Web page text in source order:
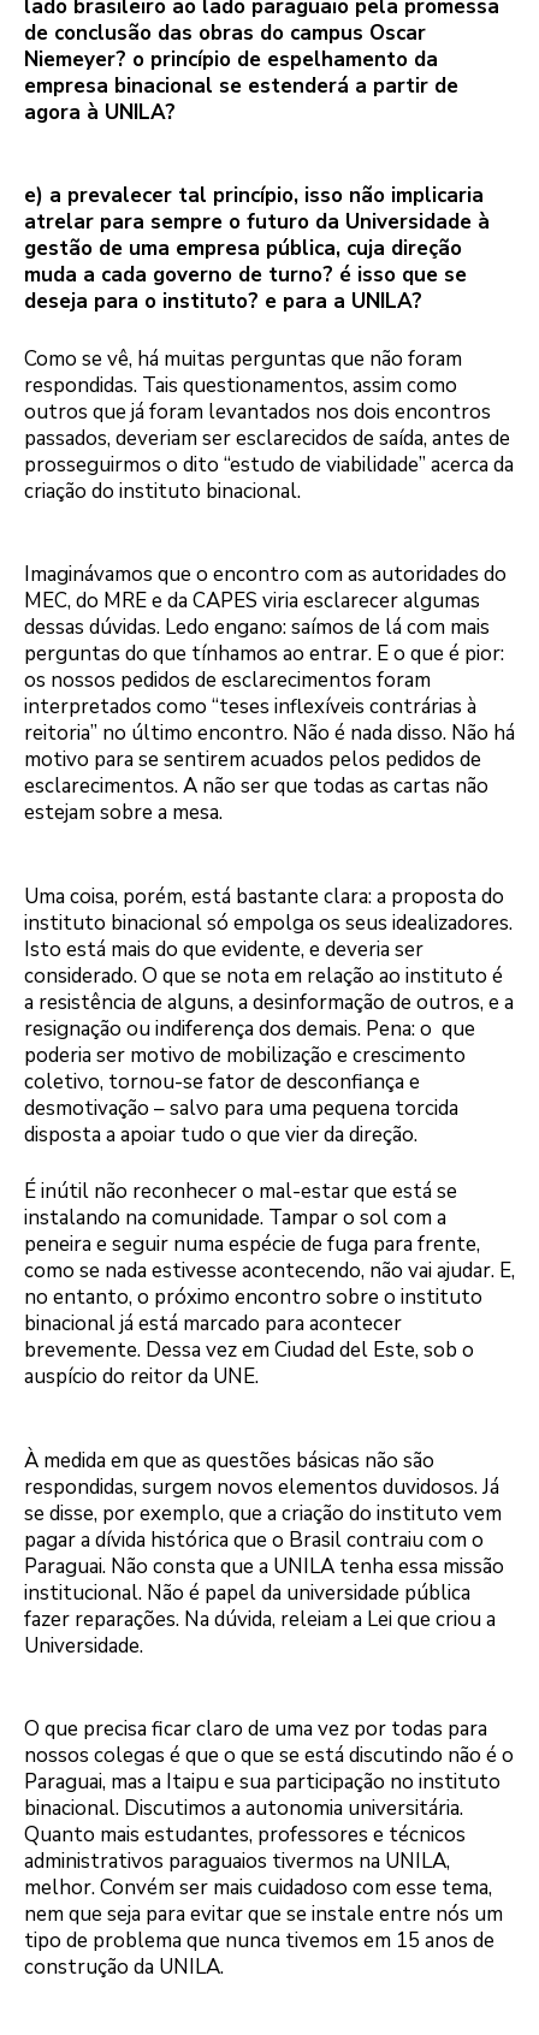
lado brasileiro ao lado paraguaio pela promessa
de conclusão das obras do campus Oscar
Niemeyer? o princípio de espelhamento da
empresa binacional se estenderá a partir de
agora à UNILA?
e) a prevalecer tal princípio, isso não implicaria
atrelar para sempre o futuro da Universidade à
gestão de uma empresa pública, cuja direção
muda a cada governo de turno? é isso que se
deseja para o instituto? e para a UNILA?
Como se vê, há muitas perguntas que não foram
respondidas. Tais questionamentos, assim como
outros que já foram levantados nos dois encontros
passados, deveriam ser esclarecidos de saída, antes de
prosseguirmos o dito “estudo de viabilidade” acerca da
criação do instituto binacional.
Imaginávamos que o encontro com as autoridades do
MEC, do MRE e da CAPES viria esclarecer algumas
dessas dúvidas. Ledo engano: saímos de lá com mais
perguntas do que tínhamos ao entrar. E o que é pior:
os nossos pedidos de esclarecimentos foram
interpretados como “teses inflexíveis contrárias à
reitoria” no último encontro. Não é nada disso. Não há
motivo para se sentirem acuados pelos pedidos de
esclarecimentos. A não ser que todas as cartas não
estejam sobre a mesa.
Uma coisa, porém, está bastante clara: a proposta do
instituto binacional só empolga os seus idealizadores.
Isto está mais do que evidente, e deveria ser
considerado. O que se nota em relação ao instituto é
a resistência de alguns, a desinformação de outros, e a
resignação ou indiferença dos demais. Pena: o que
poderia ser motivo de mobilização e crescimento
coletivo, tornou-se fator de desconfiança e
desmotivação – salvo para uma pequena torcida
disposta a apoiar tudo o que vier da direção.
É inútil não reconhecer o mal-estar que está se
instalando na comunidade. Tampar o sol com a
peneira e seguir numa espécie de fuga para frente,
como se nada estivesse acontecendo, não vai ajudar. E,
no entanto, o próximo encontro sobre o instituto
binacional já está marcado para acontecer
brevemente. Dessa vez em Ciudad del Este, sob o
auspício do reitor da UNE.
À medida em que as questões básicas não são
respondidas, surgem novos elementos duvidosos. Já
se disse, por exemplo, que a criação do instituto vem
pagar a dívida histórica que o Brasil contraiu com o
Paraguai. Não consta que a UNILA tenha essa missão
institucional. Não é papel da universidade pública
fazer reparações. Na dúvida, releiam a Lei que criou a
Universidade.
O que precisa ficar claro de uma vez por todas para
nossos colegas é que o que se está discutindo não é o
Paraguai, mas a Itaipu e sua participação no instituto
binacional. Discutimos a autonomia universitária.
Quanto mais estudantes, professores e técnicos
administrativos paraguaios tivermos na UNILA,
melhor. Convém ser mais cuidadoso com esse tema,
nem que seja para evitar que se instale entre nós um
tipo de problema que nunca tivemos em 15 anos de
construção da UNILA.